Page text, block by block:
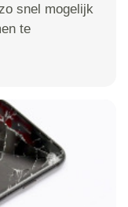
snel mogelijk
te